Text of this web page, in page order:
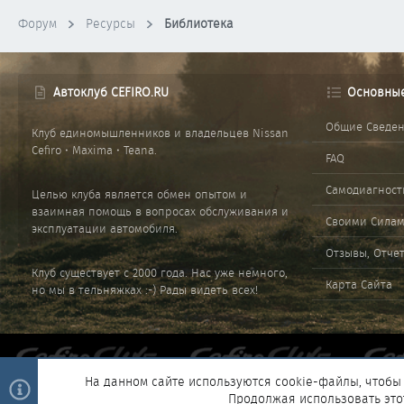
Форум Ресурсы Библиотека
Автоклуб CEFIRO.RU
Клуб единомышленников и владельцев Nissan
Cefiro • Maxima • Teana.
Целью клуба является обмен опытом и
взаимная помощь в вопросах обслуживания и
эксплуатации автомобиля.
Клуб существует с 2000 года. Нас уже немного,
но мы в тельняжках :-) Рады видеть всех!
Общие
FAQ
Своими
Отзывы,
Карта Сайта
На данном сайте используются cookie-файлы, чтобы
Продолжая использовать